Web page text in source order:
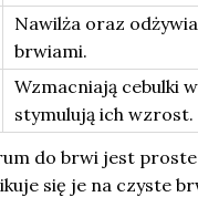
Nawilża oraz
brwiami.
Wzmacniają cebulki
stymulują ich wzrost.
do brwi jest
się je na czyste